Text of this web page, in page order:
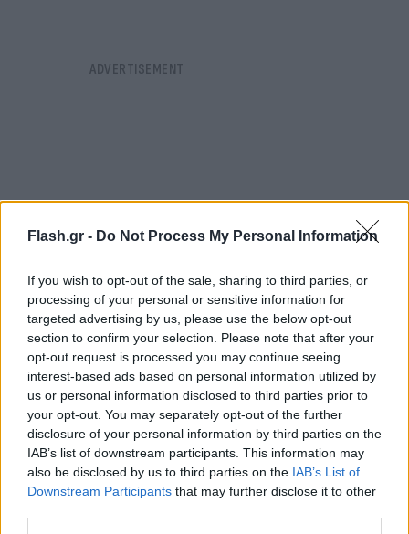
Flash.gr - Do Not Process My Personal Information
If you wish to opt-out of the sale, sharing to third parties, or
processing of your personal or sensitive information for
targeted advertising by us, please use the below opt-out
section to confirm your selection. Please note that after your
opt-out request is processed you may continue seeing
interest-based ads based on personal information utilized by
us or personal information disclosed to third parties prior to
your opt-out. You may separately opt-out of the further
disclosure of your personal information by third parties on the
IAB’s list of downstream participants. This information may
also be disclosed by us to third parties on the IAB’s List of
Downstream Participants that may further disclose it to other
Σχετικά με τις λέμβους που έχουν διατεθεί, όπως
είπε, «επιχειρήσεις γίνονται με μεγάλη προσοχή
γιατί όπου χρησιμοποιούνται μηχανές τα φερτά
υλικά δυσκολεύουν την κίνησή τους και σε άλλες
περιπτώσεις η ορμή των νερών δεν επιτρέπει την